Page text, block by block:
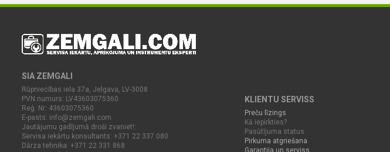
SIA ZEMGALI
Rūpniecības iela 37a, Jelgava, LV-3008
PVN numurs: LV43603075360
Reģ. Nr: 43603075360
E-pasts: info@zemgali.com
Jautājumu gadījumā droši zvaniet!:
Servisa iekārtu konsultants: +371 22 337 080
Dārza tehnika: +371 22 331 868
KLIENTU SERVISS
Preču līzings
Kā iepirkties?
Pasūtījuma status
Pirkuma atgriešana
Garantija un serviss